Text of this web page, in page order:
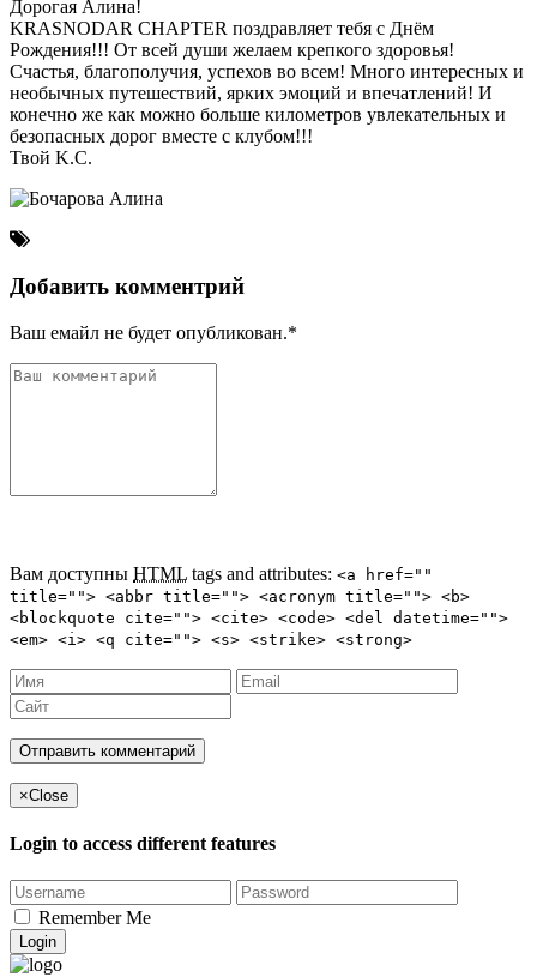
Дорогая Алина!
KRASNODAR CHAPTER поздравляет тебя с Днём
Рождения!!! От всей души желаем крепкого здоровья!
Счастья, благополучия, успехов во всем! Много интересных и
необычных путешествий, ярких эмоций и впечатлений! И
конечно же как можно больше километров увлекательных и
безопасных дорог вместе с клубом!!!
Твой K.C.
Добавить комментрий
Ваш емайл не будет опубликован.*
Вам доступны HTML tags and attributes: <a href=""
title=""> <abbr title=""> <acronym title=""> <b>
<blockquote cite=""> <cite> <code> <del datetime="">
<em> <i> <q cite=""> <s> <strike> <strong>
×Close
Login to access different features
Remember Me
Login